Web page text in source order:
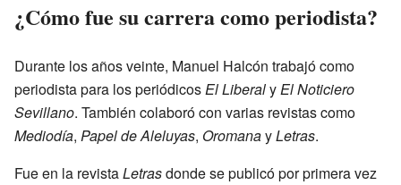
¿Cómo fue su carrera como periodista?
Durante los años veinte, Manuel Halcón trabajó como
periodista para los periódicosEl LiberalyEl Noticiero
Sevillano. También colaboró con varias revistas como
Mediodía, Papel de Aleluyas, OromanayLetras.
Fue en la revistaLetrasdonde se publicó por primera vez